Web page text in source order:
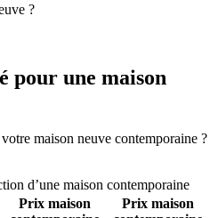
?
pour une maison
maison neuve contemporaine ?
d’une maison contemporaine
Prix maison
Prix maison